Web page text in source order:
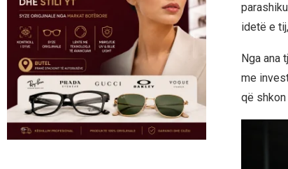
idetë e
Nga ana
me
që